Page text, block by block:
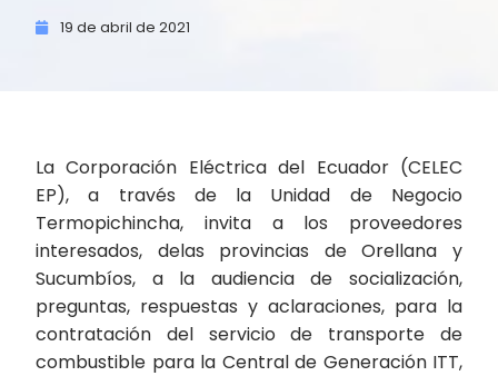
19 de abril de 2021
La Corporación Eléctrica del Ecuador (CELEC
EP), a través de la Unidad de Negocio
Termopichincha, invita a los proveedores
interesados, delas provincias de Orellana y
Sucumbíos, a la audiencia de socialización,
preguntas, respuestas y aclaraciones, para la
contratación del servicio de transporte de
combustible para la Central de Generación ITT,